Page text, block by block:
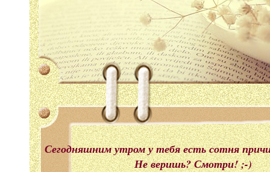
Сегодняшним утром у тебя есть сотня
Не веришь? Смотри! ;-)